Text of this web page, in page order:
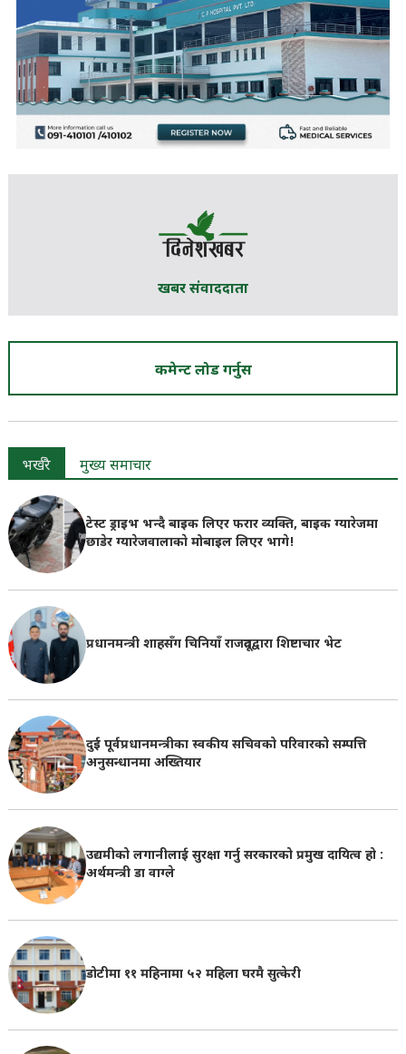
खबर संवाददाता
कमेन्ट लोड गर्नुस
भर्खरै मुख्य समाचार
टेस्ट ड्राइभ भन्दै बाइक लिएर फरार व्यक्ति, बाइक ग्यारेजमा
छाडेर ग्यारेजवालाकाे मोबाइल लिएर भागे!
प्रधानमन्त्री शाहसँग चिनियाँ राजदूतद्वारा शिष्टाचार भेट
दुई पूर्वप्रधानमन्त्रीका स्वकीय सचिवको परिवारको सम्पत्ति
अनुसन्धानमा अख्तियार
उद्यमीको लगानीलाई सुरक्षा गर्नु सरकारको प्रमुख दायित्व हो :
अर्थमन्त्री डा वाग्ले
डोटीमा ११ महिनामा ५२ महिला घरमै सुत्केरी